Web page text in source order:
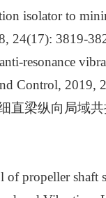
isolator to
24(17): 3819-
resonance
Control, 2019,
直梁纵向局域
propeller shaft